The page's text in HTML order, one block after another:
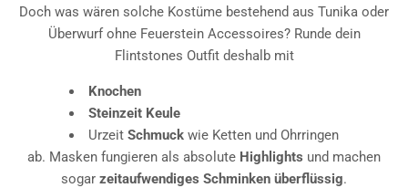
Doch was wären solche Kostüme bestehend aus Tunika oder
Überwurf ohne Feuerstein Accessoires? Runde dein
Flintstones Outfit deshalb mit
Knochen
Steinzeit Keule
Urzeit Schmuck wie Ketten und Ohrringen
ab. Masken fungieren als absolute Highlights und machen
sogar zeitaufwendiges Schminken überflüssig.